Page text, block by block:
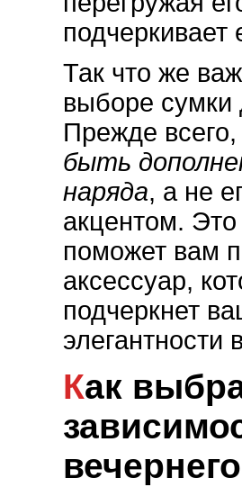
подчеркивает
Так что же
выборе сумки
Прежде
быть
наряда, а не
акцентом.
поможет вам
аксессуар,
подчеркнет
элегантности
Как выбрать сумку в